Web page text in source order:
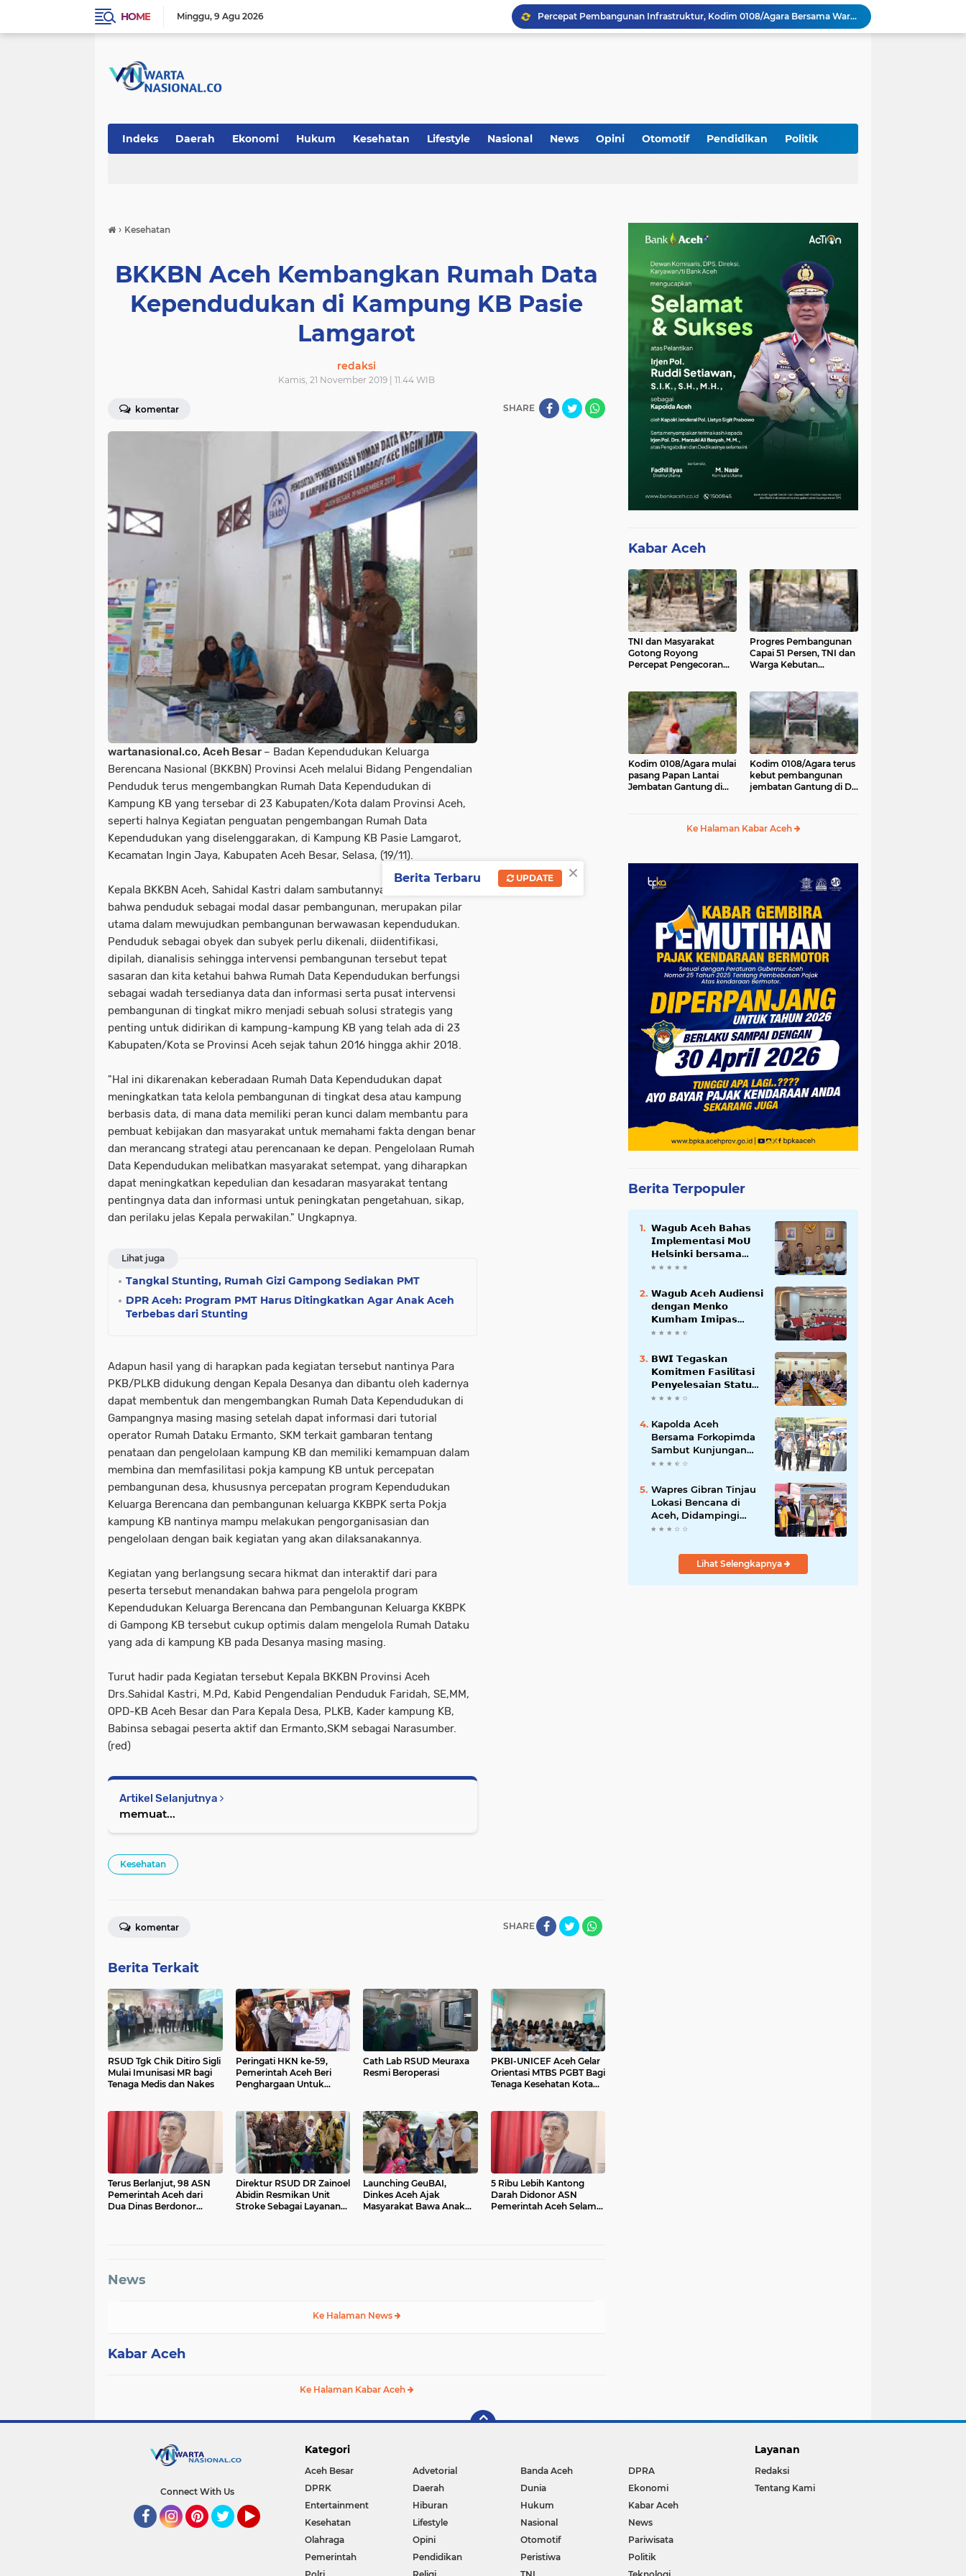
HOME Minggu 9 Agu 2026
Percepat Pembangunan Infrastruktur, Kodim 0108/Agara Bersama Warga Lanjutkan Pengerjaan Jembatan Gantung di Lawe Ger Ger, Aceh Tenggara
TNI dan Masyarakat Gotong Royong Percepat Pengecoran Lantai Jembatan Beton di Desa Bunga Melur Aceh Tenggara
Sambut HUT ke-81 RI, Koramil Lhoong Bersama Warga Gotong Royong Bersihkan Lingkungan
Indeks Daerah Ekonomi Hukum Kesehatan Lifestyle Nasional News Opini Otomotif Pendidikan Politik
› Kesehatan
BKKBN Aceh Kembangkan Rumah Data
Kependudukan di Kampung KB Pasie
Lamgarot
redaksi
Kamis, 21 November 2019 | 11.44 WIB
komentar SHARE
wartanasional.co, Aceh Besar – Badan Kependudukan Keluarga
Berencana Nasional (BKKBN) Provinsi Aceh melalui Bidang Pengendalian
Penduduk terus mengembangkan Rumah Data Kependudukan di
Kampung KB yang tersebar di 23 Kabupaten/Kota dalam Provinsi Aceh,
seperti halnya Kegiatan penguatan pengembangan Rumah Data
Kependudukan yang diselenggarakan, di Kampung KB Pasie Lamgarot,
Kecamatan Ingin Jaya, Kabupaten Aceh Besar, Selasa, (19/11).
Kepala BKKBN Aceh, Sahidal Kastri dalam sambutannya mengatakan,
bahwa penduduk sebagai modal dasar pembangunan, merupakan pilar
utama dalam mewujudkan pembangunan berwawasan kependudukan.
Penduduk sebagai obyek dan subyek perlu dikenali, diidentifikasi,
dipilah, dianalisis sehingga intervensi pembangunan tersebut tepat
sasaran dan kita ketahui bahwa Rumah Data Kependudukan berfungsi
sebagai wadah tersedianya data dan informasi serta pusat intervensi
pembangunan di tingkat mikro menjadi sebuah solusi strategis yang
penting untuk didirikan di kampung-kampung KB yang telah ada di 23
Kabupaten/Kota se Provinsi Aceh sejak tahun 2016 hingga akhir 2018.
"Hal ini dikarenakan keberadaan Rumah Data Kependudukan dapat
meningkatkan tata kelola pembangunan di tingkat desa atau kampung
berbasis data, di mana data memiliki peran kunci dalam membantu para
pembuat kebijakan dan masyarakat untuk memahami fakta dengan benar
dan merancang strategi atau perencanaan ke depan. Pengelolaan Rumah
Data Kependudukan melibatkan masyarakat setempat, yang diharapkan
dapat meningkatkan kepedulian dan kesadaran masyarakat tentang
pentingnya data dan informasi untuk peningkatan pengetahuan, sikap,
dan perilaku jelas Kepala perwakilan." Ungkapnya.
Lihat juga
Tangkal Stunting, Rumah Gizi Gampong Sediakan PMT
DPR Aceh: Program PMT Harus Ditingkatkan Agar Anak Aceh
Terbebas dari Stunting
Adapun hasil yang di harapkan pada kegiatan tersebut nantinya Para
PKB/PLKB didukung dengan Kepala Desanya dan dibantu oleh kadernya
dapat membentuk dan mengembangkan Rumah Data Kependudukan di
Gampangnya masing masing setelah dapat informasi dari tutorial
operator Rumah Dataku Ermanto, SKM terkait gambaran tentang
penataan dan pengelolaan kampung KB dan memiliki kemampuan dalam
membina dan memfasilitasi pokja kampung KB untuk percepatan
pembangunan desa, khususnya percepatan program Kependudukan
Keluarga Berencana dan pembangunan keluarga KKBPK serta Pokja
kampung KB nantinya mampu melakukan pengorganisasian dan
pengelolaan dengan baik kegiatan yang akan dilaksanakannya.
Kegiatan yang berlangsung secara hikmat dan interaktif dari para
peserta tersebut menandakan bahwa para pengelola program
Kependudukan Keluarga Berencana dan Pembangunan Keluarga KKBPK
di Gampong KB tersebut cukup optimis dalam mengelola Rumah Dataku
yang ada di kampung KB pada Desanya masing masing.
Turut hadir pada Kegiatan tersebut Kepala BKKBN Provinsi Aceh
Drs.Sahidal Kastri, M.Pd, Kabid Pengendalian Penduduk Faridah, SE,MM,
OPD-KB Aceh Besar dan Para Kepala Desa, PLKB, Kader kampung KB,
Babinsa sebagai peserta aktif dan Ermanto,SKM sebagai Narasumber.
(red)
Artikel Selanjutnya
memuat...
Kesehatan
SHARE
komentar
Berita Terkait
RSUD Tgk Chik Ditiro Sigli
Mulai Imunisasi MR bagi
Tenaga Medis dan Nakes
Peringati HKN ke-59,
Pemerintah Aceh Beri
Penghargaan Untuk
Cath Lab RSUD Meuraxa
Resmi Beroperasi
PKBI-UNICEF Aceh Gelar
Orientasi MTBS PGBT Bagi
Tenaga Kesehatan Kota
Terus Berlanjut, 98 ASN
Pemerintah Aceh dari
Dua Dinas Berdonor
Direktur RSUD DR Zainoel
Abidin Resmikan Unit
Stroke Sebagai Layanan
Launching GeuBAI,
Dinkes Aceh Ajak
Masyarakat Bawa Anak
5 Ribu Lebih Kantong
Darah Didonor ASN
Pemerintah Aceh Selama
News
Ke Halaman News
Kabar Aceh
Ke Halaman Kabar Aceh
Kabar Aceh
TNI dan Masyarakat
Gotong Royong
Percepat Pengecoran
Aceh Tenggara
Progres Pembangunan
Capai 51 Persen, TNI dan
Warga Kebutan
Melur
Kodim 0108/Agara mulai
pasang Papan Lantai
Jembatan Gantung di
Kodim 0108/Agara terus
kebut pembangunan
jembatan Gantung di Ds.
Ke Halaman Kabar Aceh
Berita Terpopuler
𝗪𝗮𝗴𝘂𝗯 𝗔𝗰𝗲𝗵 𝗕𝗮𝗵𝗮𝘀
𝗜𝗺𝗽𝗹𝗲𝗺𝗲𝗻𝘁𝗮𝘀𝗶 𝗠𝗼𝗨
𝗛𝗲𝗹𝘀𝗶𝗻𝗸𝗶 𝗯𝗲𝗿𝘀𝗮𝗺𝗮
𝗦𝗲𝗸𝗿𝗲𝘁𝗮𝗿𝗶𝗮𝘁 𝗡𝗲𝗴𝗮𝗿𝗮
𝗪𝗮𝗴𝘂𝗯 𝗔𝗰𝗲𝗵 𝗔𝘂𝗱𝗶𝗲𝗻𝘀𝗶
𝗱𝗲𝗻𝗴𝗮𝗻 𝗠𝗲𝗻𝗸𝗼
𝗞𝘂𝗺𝗵𝗮𝗺 𝗜𝗺𝗶𝗽𝗮𝘀
𝗧𝗲𝗿𝗸𝗮𝗶𝘁 𝗦𝘁𝗮𝘁𝘂𝘀 𝗪𝗮𝗸𝗮𝗳
𝗕𝗪𝗜 𝗧𝗲𝗴𝗮𝘀𝗸𝗮𝗻
𝗞𝗼𝗺𝗶𝘁𝗺𝗲𝗻 𝗙𝗮𝘀𝗶𝗹𝗶𝘁𝗮𝘀𝗶
𝗣𝗲𝗻𝘆𝗲𝗹𝗲𝘀𝗮𝗶𝗮𝗻 𝗦𝘁𝗮𝘁𝘂𝘀
𝗪𝗮𝗸𝗮𝗳 𝗕𝗹𝗮𝗻𝗴 𝗣𝗮𝗱𝗮𝗻𝗴
Kapolda Aceh
Bersama Forkopimda
Sambut Kunjungan
Kerja Wakil Presiden
Bireuen
Wapres Gibran Tinjau
Lokasi Bencana di
Aceh, Didampingi
Wagub Dek Fadh
Lihat Selengkapnya
Connect With Us
Kategori
Aceh Besar Advetorial Banda Aceh
DPRA
DPRK
Daerah Dunia
Ekonomi
Entertainment
Hiburan Hukum
Kabar Aceh
Kesehatan
Lifestyle Nasional
News
Olahraga
Opini Otomotif
Pariwisata
Pemerintah
Pendidikan Peristiwa
Politik
Layanan
Redaksi
Tentang Kami
×
Berita Terbaru UPDATE